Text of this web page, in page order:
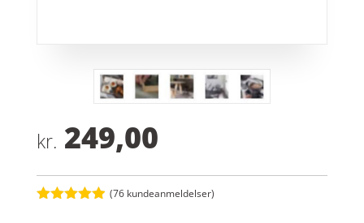
kr. 249,00
(76 kundeanmeldelser)